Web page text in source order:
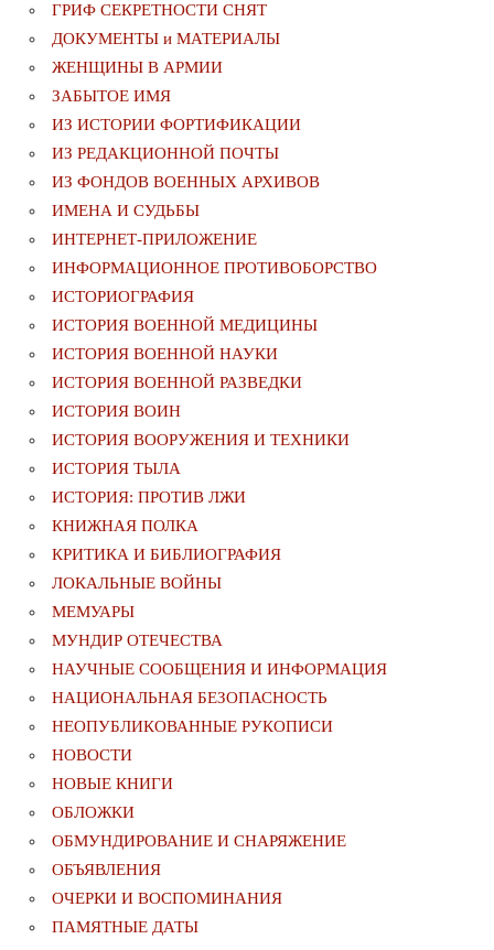
ГРИФ СЕКРЕТНОСТИ СНЯТ
ДОКУМЕНТЫ и МАТЕРИАЛЫ
ЖЕНЩИНЫ В АРМИИ
ЗАБЫТОЕ ИМЯ
ИЗ ИСТОРИИ ФОРТИФИКАЦИИ
ИЗ РЕДАКЦИОННОЙ ПОЧТЫ
ИЗ ФОНДОВ ВОЕННЫХ АРХИВОВ
ИМЕНА И СУДЬБЫ
ИНТЕРНЕТ-ПРИЛОЖЕНИЕ
ИНФОРМАЦИОННОЕ ПРОТИВОБОРСТВО
ИСТОРИОГРАФИЯ
ИСТОРИЯ ВОЕННОЙ МЕДИЦИНЫ
ИСТОРИЯ ВОЕННОЙ НАУКИ
ИСТОРИЯ ВОЕННОЙ РАЗВЕДКИ
ИСТОРИЯ ВОИН
ИСТОРИЯ ВООРУЖЕНИЯ И ТЕХНИКИ
ИСТОРИЯ ТЫЛА
ИСТОРИЯ: ПРОТИВ ЛЖИ
КНИЖНАЯ ПОЛКА
КРИТИКА И БИБЛИОГРАФИЯ
ЛОКАЛЬНЫЕ ВОЙНЫ
МЕМУАРЫ
МУНДИР ОТЕЧЕСТВА
НАУЧНЫЕ СООБЩЕНИЯ И ИНФОРМАЦИЯ
НАЦИОНАЛЬНАЯ БЕЗОПАСНОСТЬ
НЕОПУБЛИКОВАННЫЕ РУКОПИСИ
НОВОСТИ
НОВЫЕ КНИГИ
ОБЛОЖКИ
ОБМУНДИРОВАНИЕ И СНАРЯЖЕНИЕ
ОБЪЯВЛЕНИЯ
ОЧЕРКИ И ВОСПОМИНАНИЯ
ПАМЯТНЫЕ ДАТЫ